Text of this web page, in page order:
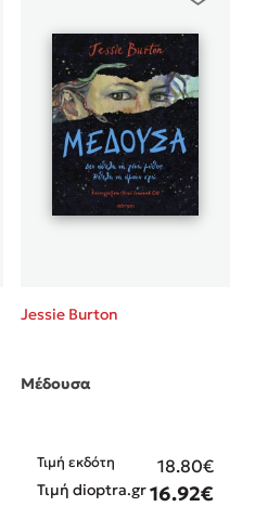
Αφήστε τους
Jessie Burton
Μέδουσα
Τιμή εκδότη 18.80€
Τιμή dioptra.gr16.92€